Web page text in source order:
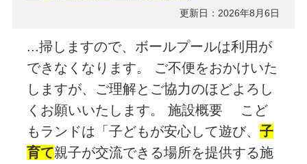
更新日：2026年8月6日
...掃しますので、ボールプールは利用が
できなくなります。 ご不便をおかけいた
しますが、ご理解とご協力のほどよろし
くお願いいたします。 施設概要 こど
もランドは「子どもが安心して遊び、 子
育て親子が交流できる場所を提供する施